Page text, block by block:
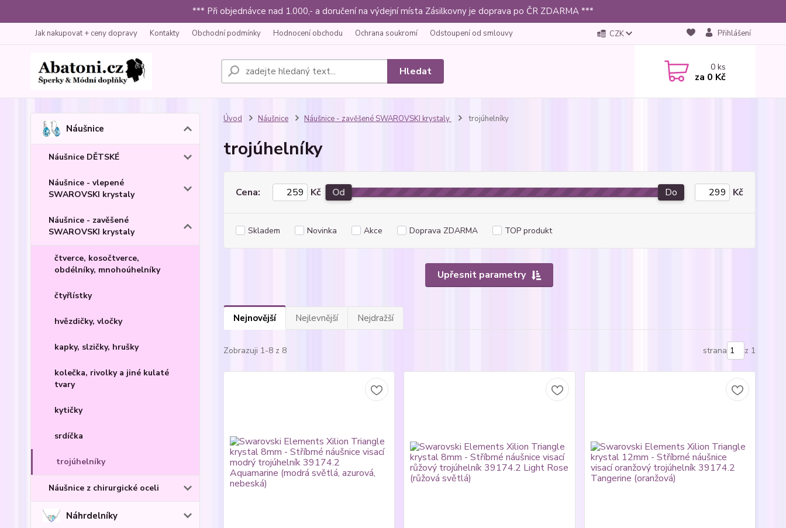
*** Při objednávce nad 1.000,- a doručení na výdejní místa Zásilkovny je doprava po ČR ZDARMA ***
Jak nakupovat + ceny dopravy Kontakty Obchodní podmínky Hodnocení obchodu Ochrana soukromí Odstoupení od smlouvy CZK Přihlášení
Hledat 0ks
za 0 Kč
Náušnice
Náušnice DĚTSKÉ
Náušnice - vlepené
SWAROVSKI krystaly
Náušnice - zavěšené
SWAROVSKI krystaly
čtverce, kosočtverce,
obdélníky, mnohoúhelníky
čtyřlístky
hvězdičky, vločky
kapky, slzičky, hrušky
kolečka, rivolky a jiné kulaté
tvary
kytičky
srdíčka
trojúhelníky
Náušnice z chirurgické oceli
Náhrdelníky
Úvod Náušnice Náušnice - zavěšené SWAROVSKI krystaly trojúhelníky
trojúhelníky
Upřesnit parametry
Cena: Kč Od Do Kč
Skladem Novinka Akce Doprava ZDARMA TOP produkt
Nejnovější Nejlevnější Nejdražší
Zobrazuji 1-8 z 8 strana z 1